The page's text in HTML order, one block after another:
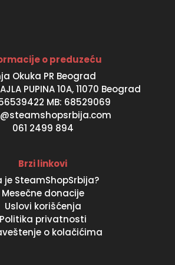
o preduzeću
Okuka PR Beograd
PUPINA 10A, 11070 Beograd
MB: 68529069
061 2499 894
Brzi linkovi
je SteamShopSrbija?
Mesečne donacije
Uslovi korišćenja
Politika privatnosti
o kolačićima